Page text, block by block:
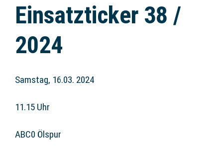
Einsatzticker 38 /
2024
Samstag, 16.03. 2024
11.15 Uhr
ABC0 Ölspur